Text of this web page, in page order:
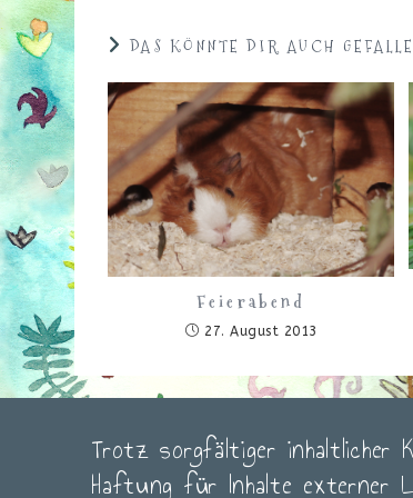
DAS KÖNNTE DIR AUCH
Feierabend
27. August 2013
Trotz sorgfältiger inhaltlicher
Haftung für Inhalte externer